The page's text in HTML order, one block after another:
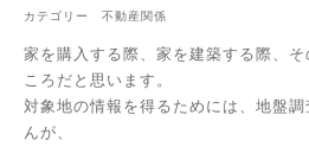
カテゴリー 不動産関係
家を購入する際、家を建築する際、
ころだと思います。
対象地の情報を得るためには、地盤
んが、